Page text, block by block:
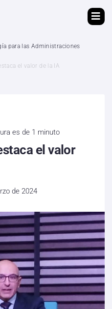
para las Administraciones
el valor de la IA
es de 1 minuto
el valor
de 2024